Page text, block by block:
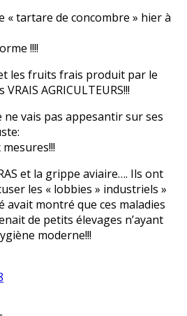
« tartare de concombre » hier à
!!!!
les fruits frais produit par le
AGRICULTEURS!!!
ne vais pas appesantir sur ses
et la grippe aviaire…. Ils ont
les « lobbies » industriels »
avait montré que ces maladies
de petits élevages n’ayant
moderne!!!